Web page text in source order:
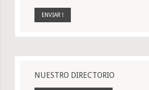
NUESTRO DIRECTORIO